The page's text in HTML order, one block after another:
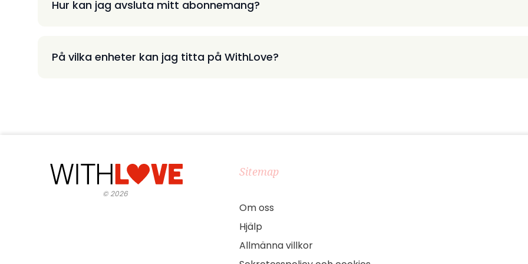
Hur kan jag avsluta mitt abonnemang?
På vilka enheter kan jag titta på WithLove?
©2026
Sitemap
Om oss
Hjälp
Allmänna villkor